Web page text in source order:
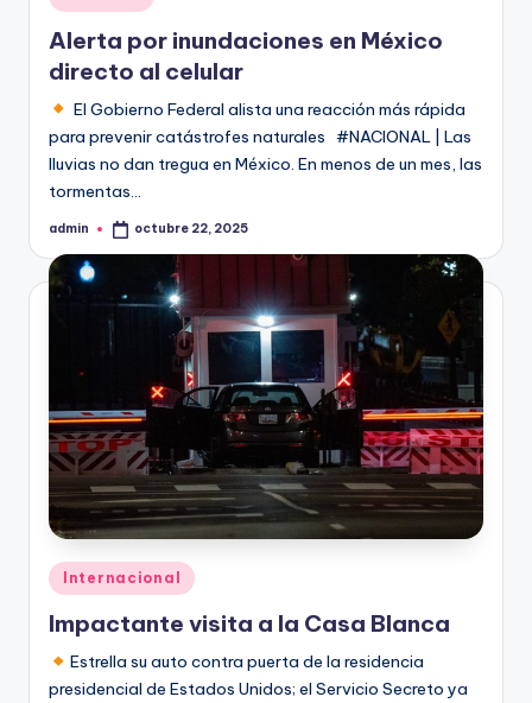
en
Alerta por inundaciones en México
directo al celular
El Gobierno Federal alista una reacción más rápida
para prevenir catástrofes naturales #NACIONAL | Las
lluvias no dan tregua en México. En menos de un mes, las
tormentas…
Publicado
admin octubre 22, 2025
Publicado
en
Internacional
Impactante visita a la Casa Blanca
Estrella su auto contra puerta de la residencia
presidencial de Estados Unidos; el Servicio Secreto ya